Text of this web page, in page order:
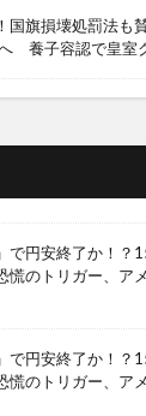
国旗損壊処罰法
養子容認で皇室
で円安終了か！？
慌のトリガー、ア
で円安終了か！？
慌のトリガー、ア